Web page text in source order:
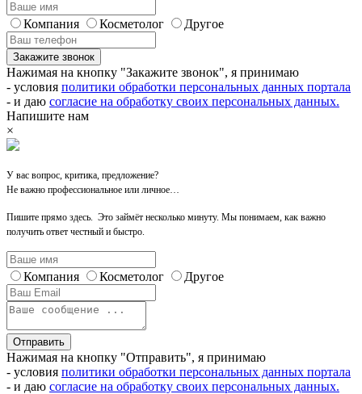
Компания Косметолог Другое
Закажите звонок
Нажимая на кнопку "Закажите звонок", я принимаю
- условия политики обработки персональных данных портала
- и даю согласие на обработку своих персональных данных.
Напишите нам
×
У вас вопрос, критика, предложение?
Не важно профессиональное или личное…
Пишите прямо здесь. Это займёт несколько минуту. Мы понимаем, как важно
получить ответ честный и быстро.
Компания Косметолог Другое
Отправить
Нажимая на кнопку "Отправить", я принимаю
- условия политики обработки персональных данных портала
- и даю согласие на обработку своих персональных данных.